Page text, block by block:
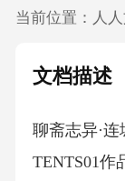
当前位置： 人
文档描述
聊斋志异·
TENTS01作